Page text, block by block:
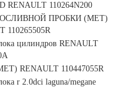
110264N200
ПРОБКИ (МЕТ)
110265505R
цилиндров RENAULT
RENAULT 110447055R
r 2.0dci laguna/megane